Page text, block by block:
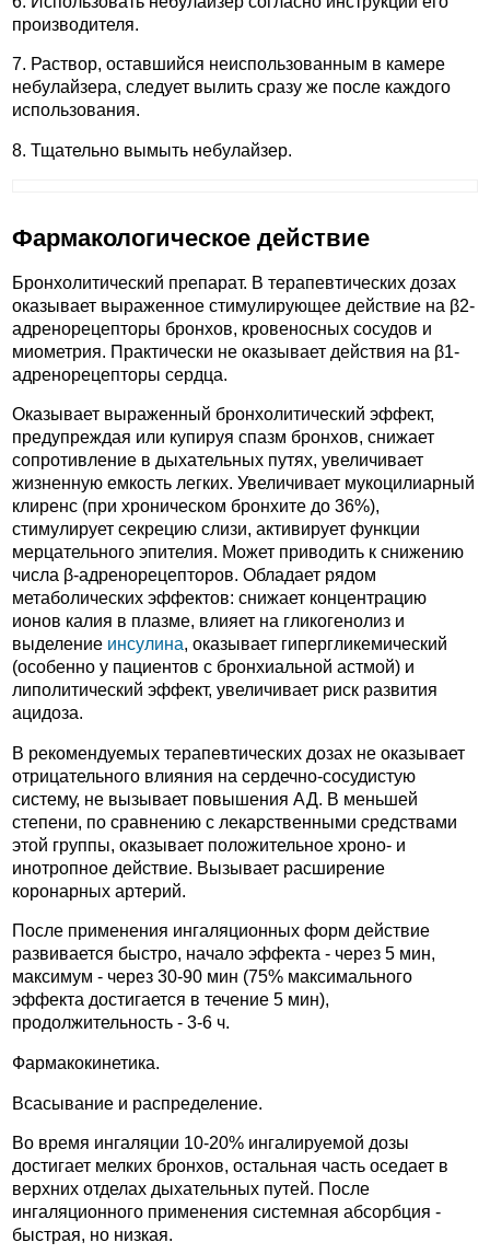
производителя.
7. Раствор, оставшийся неиспользованным в камере
небулайзера, следует вылить сразу же после каждого
использования.
8. Тщательно вымыть небулайзер.
Фармакологическое действие
Бронхолитический препарат. В терапевтических дозах
оказывает выраженное стимулирующее действие на β2-
адренорецепторы бронхов, кровеносных сосудов и
миометрия. Практически не оказывает действия на β1-
адренорецепторы сердца.
Оказывает выраженный бронхолитический эффект,
предупреждая или купируя спазм бронхов, снижает
сопротивление в дыхательных путях, увеличивает
жизненную емкость легких. Увеличивает мукоцилиарный
клиренс (при хроническом бронхите до 36%),
стимулирует секрецию слизи, активирует функции
мерцательного эпителия. Может приводить к снижению
числа β-адренорецепторов. Обладает рядом
метаболических эффектов: снижает концентрацию
ионов калия в плазме, влияет на гликогенолиз и
выделение инсулина, оказывает гипергликемический
(особенно у пациентов с бронхиальной астмой) и
липолитический эффект, увеличивает риск развития
ацидоза.
В рекомендуемых терапевтических дозах не оказывает
отрицательного влияния на сердечно-сосудистую
систему, не вызывает повышения АД. В меньшей
степени, по сравнению с лекарственными средствами
этой группы, оказывает положительное хроно- и
инотропное действие. Вызывает расширение
коронарных артерий.
После применения ингаляционных форм действие
развивается быстро, начало эффекта - через 5 мин,
максимум - через 30-90 мин (75% максимального
эффекта достигается в течение 5 мин),
продолжительность - 3-6 ч.
Фармакокинетика.
Всасывание и распределение.
Во время ингаляции 10-20% ингалируемой дозы
достигает мелких бронхов, остальная часть оседает в
верхних отделах дыхательных путей. После
ингаляционного применения системная абсорбция -
быстрая, но низкая.